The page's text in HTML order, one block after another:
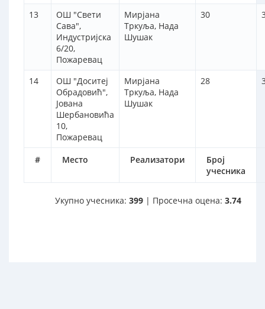
# Место Реализатори
Број
учесника
13
ОШ "Свети
Сава",
Индустријска
6/20,
Пожаревац
Мирјана
Тркуља, Нада
Шушак
30
14
ОШ "Доситеј
Обрадовић",
Јована
Шербановића
10,
Пожаревац
Мирјана
Тркуља, Нада
Шушак
28
Укупно учесника: 399 | Просечна оцена: 3.74